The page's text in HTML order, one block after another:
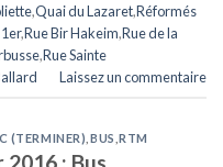
,Quai du Lazaret,Réformés
,Rue Bir Hakeim,Rue de la
,Rue Sainte
Laissez un commentaire
(TERMINER) BUS ,RTM